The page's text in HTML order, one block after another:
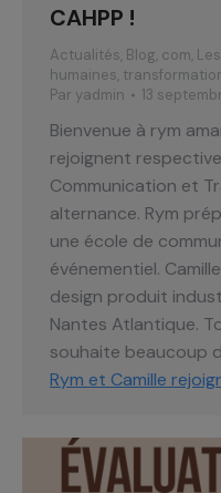
CAHPP !
Actualités, Blog, com,
humaines,
Par yadmin 13
Bienvenue à rym
rejoignent
Communication et
alternance. Rym
une école de
événementiel.
design produit
Nantes Atlantique.
souhaite beaucoup
Rym et Camille